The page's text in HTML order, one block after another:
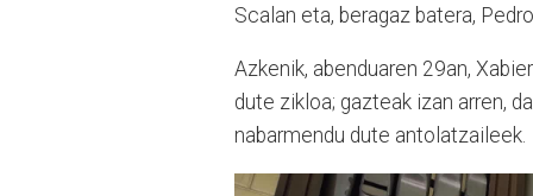
Scalan eta, beragaz batera,
Azkenik, abenduaren 29an,
dute zikloa; gazteak izan arren,
nabarmendu dute antolatzaileek.